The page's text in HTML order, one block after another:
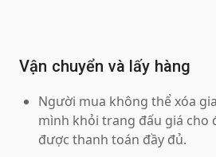
Vận chuyển và lấy hàng
Người mua không thể xóa
mình khỏi trang đấu giá cho
được thanh toán đầy đủ.